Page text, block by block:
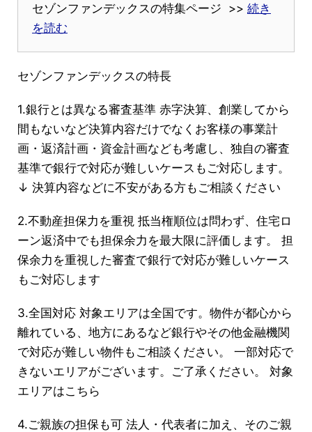
セゾンファンデックスの特集ページ >> 続き
を読む
セゾンファンデックスの特長
1.銀行とは異なる審査基準 赤字決算、創業してから
間もないなど決算内容だけでなくお客様の事業計
画・返済計画・資金計画なども考慮し、独自の審査
基準で銀行で対応が難しいケースもご対応します。
↓ 決算内容などに不安がある方もご相談ください
2.不動産担保力を重視 抵当権順位は問わず、住宅ロ
ーン返済中でも担保余力を最大限に評価します。 担
保余力を重視した審査で銀行で対応が難しいケース
もご対応します
3.全国対応 対象エリアは全国です。物件が都心から
離れている、地方にあるなど銀行やその他金融機関
で対応が難しい物件もご相談ください。 一部対応で
きないエリアがございます。ご了承ください。 対象
エリアはこちら
4.ご親族の担保も可 法人・代表者に加え、そのご親